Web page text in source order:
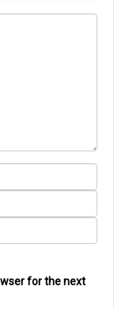
for the next